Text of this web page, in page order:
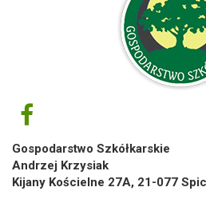
Gospodarstwo Szkółkarskie
Andrzej Krzysiak
Kijany Kościelne 27A, 21-077